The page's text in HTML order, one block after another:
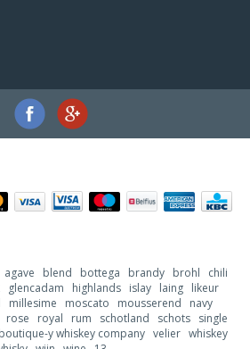
agave blend bottega brandy brohl
chili
glencadam highlands islay laing likeur
millesime moscato mousserend
navy
rose royal rum schotland schots
single
y whiskey company velier whiskey